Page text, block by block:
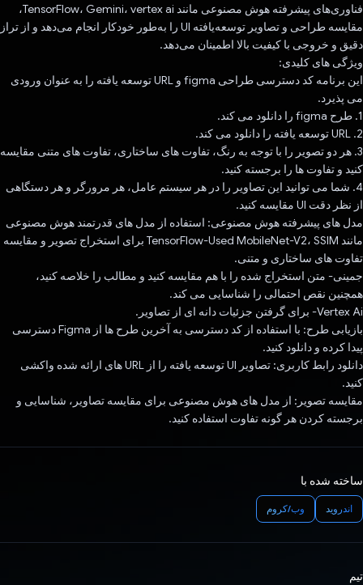
فناوری‌های پیشرفته هوش مصنوعی مانند TensorFlow، Gemini، vertex ai،
مقایسه طراحی و تصاویر توسعه‌یافته UI را به‌طور خودکار انجام می‌دهد و از تراز
دقیق و خروجی با کیفیت بالا اطمینان می‌دهد.
ویژگی های کلیدی:
این برنامه کد دسترسی طراحی figma و URL توسعه یافته را به عنوان ورودی
می پذیرد.
1. طرح figma را دانلود می کند.
2. URL توسعه یافته را دانلود می کند.
3. هر دو تصویر را با توجه به رنگ، تفاوت های ساختاری، تفاوت های متنی مقایسه
کنید و تفاوت ها را برجسته کنید.
4. شما می توانید این تصاویر را در هر سیستم عامل، هر مرورگر و هر دستگاهی
از نظر دقت UI مقایسه کنید.
مدل های پیشرفته هوش مصنوعی: استفاده از مدل های قدرتمند هوش مصنوعی
مانند TensorFlow-Used MobileNet-V2، SSIM برای استخراج تصویر و مقایسه
تفاوت های ساختاری و متنی.
جمینی- متن استخراج شده را با هم مقایسه کنید و مطالب را خلاصه کنید،
همچنین نقص احتمالی را شناسایی می کند.
Vertex Ai- برای گرفتن جزئیات دانه ای از تصاویر.
بازیابی طرح: با استفاده از کد دسترسی به آخرین طرح ها از Figma دسترسی
پیدا کرده و دانلود کنید.
دانلود رابط کاربری: تصاویر UI توسعه یافته را از URL های ارائه شده واکشی
کنید.
مقایسه تصویر: از مدل های هوش مصنوعی برای مقایسه تصاویر، شناسایی و
برجسته کردن هر گونه تفاوت استفاده کنید.
ساخته شده با
اندروید وب/کروم
تیم